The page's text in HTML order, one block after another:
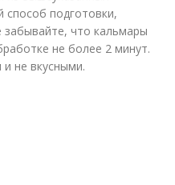
способ подготовки,
забывайте, что кальмары
не более 2 минут.
не вкусными.